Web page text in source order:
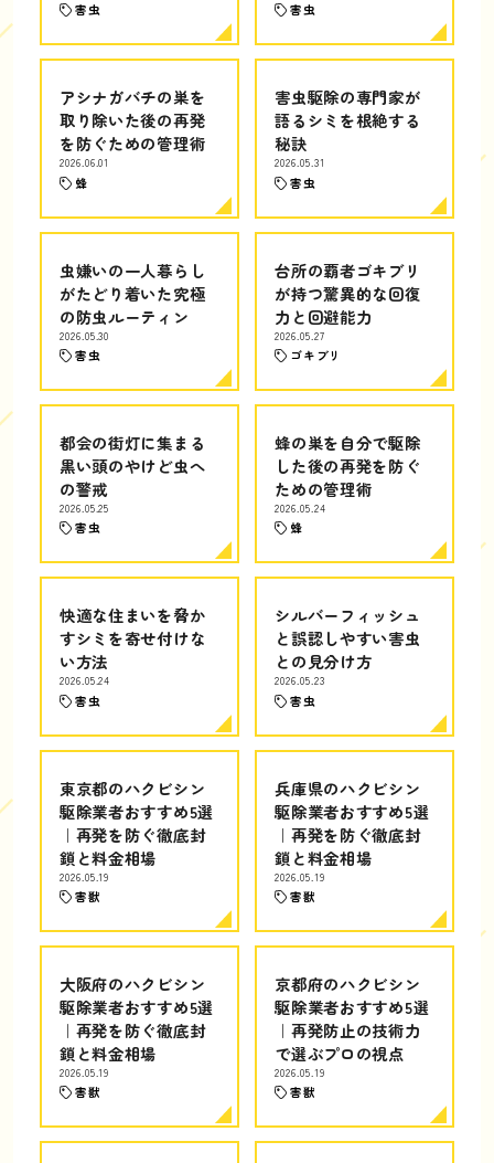
害虫 害虫
アシナガバチの巣を
取り除いた後の再発
を防ぐための管理術
2026.06.01
蜂
害虫駆除の専門家が
語るシミを根絶する
秘訣
2026.05.31
害虫
虫嫌いの一人暮らし
がたどり着いた究極
の防虫ルーティン
2026.05.30
害虫
台所の覇者ゴキブリ
が持つ驚異的な回復
力と回避能力
2026.05.27
ゴキブリ
都会の街灯に集まる
黒い頭のやけど虫へ
の警戒
2026.05.25
害虫
蜂の巣を自分で駆除
した後の再発を防ぐ
ための管理術
2026.05.24
蜂
快適な住まいを脅か
すシミを寄せ付けな
い方法
2026.05.24
害虫
シルバーフィッシュ
と誤認しやすい害虫
との見分け方
2026.05.23
害虫
東京都のハクビシン
駆除業者おすすめ5選
｜再発を防ぐ徹底封
鎖と料金相場
2026.05.19
害獣
兵庫県のハクビシン
駆除業者おすすめ5選
｜再発を防ぐ徹底封
鎖と料金相場
2026.05.19
害獣
大阪府のハクビシン
駆除業者おすすめ5選
｜再発を防ぐ徹底封
鎖と料金相場
2026.05.19
害獣
京都府のハクビシン
駆除業者おすすめ5選
｜再発防止の技術力
で選ぶプロの視点
2026.05.19
害獣